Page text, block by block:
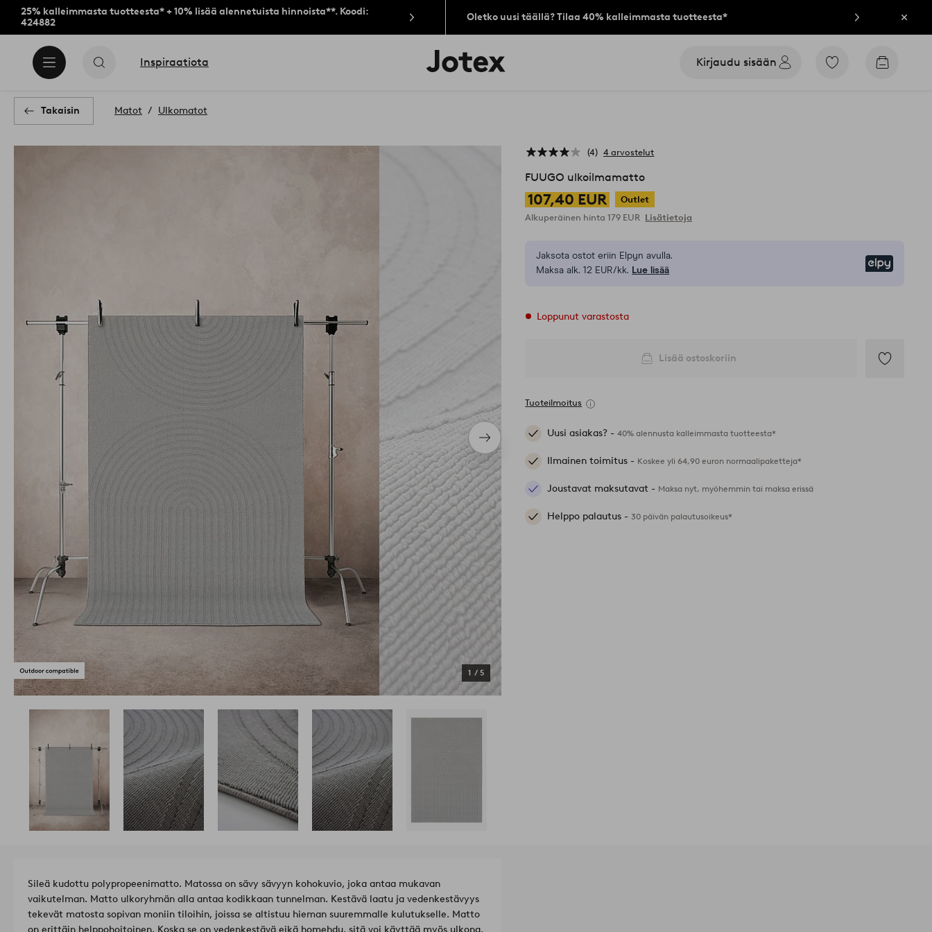
25% kalleimmasta tuotteesta* + 10% lisää alennetuista hinnoista**. Koodi:
424882
Oletko uusi täällä? Tilaa 40% kalleimmasta tuotteesta* Sulje
Inspiraatiota
Jotex-
logo
Kirjaudu sisään
Siirry
Siirry
Takaisin Matot Ulkomatot
Seuraava
tuote
1 / 5
4 4 arvostelut
FUUGO ulkoilmamatto
107,40 EUR
Outlet
Alkuperäinen hinta179 EUR Lisätietoja
Jaksota ostot eriin Elpyn avulla.
Maksa alk. 12 EUR/kk. Lue lisää
Loppunut varastosta
Lisää ostoskoriin
Tuoteilmoitus
Uusi asiakas? -40% alennusta kalleimmasta tuotteesta*
Ilmainen toimitus - Koskee yli 64,90 euron normaalipaketteja*
Joustavat maksutavat - Maksa nyt, myöhemmin tai maksa erissä
Helppo palautus -30 päivän palautusoikeus*
Sileä kudottu polypropeenimatto. Matossa on sävy sävyyn kohokuvio, joka antaa mukavan
vaikutelman. Matto ulkoryhmän alla antaa kodikkaan tunnelman. Kestävä laatu ja vedenkestävyys
tekevät matosta sopivan moniin tiloihin, joissa se altistuu hieman suuremmalle kulutukselle. Matto
on erittäin helppohoitoinen. Koska se on vedenkestävä eikä homehdu, sitä voi käyttää myös ulkona.